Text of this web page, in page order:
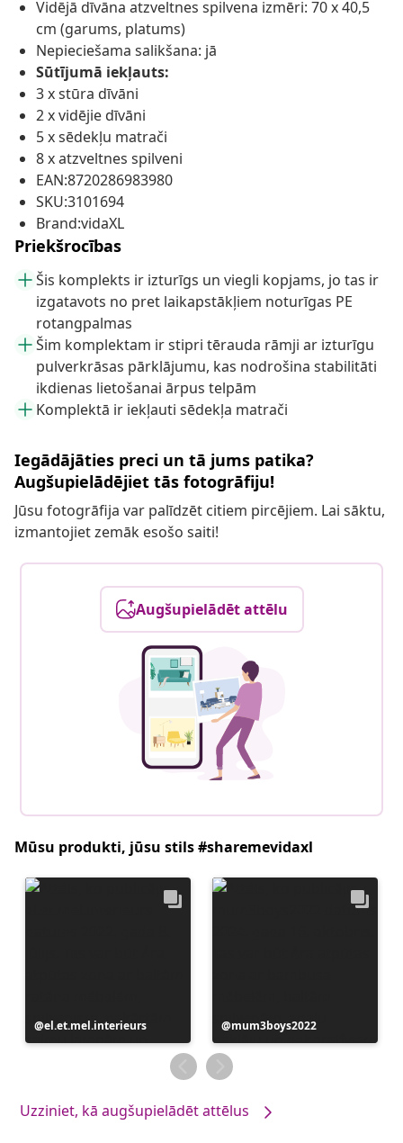
Vidējā dīvāna atzveltnes spilvena izmēri: 70 x 40,5
cm (garums, platums)
Nepieciešama salikšana: jā
Sūtījumā iekļauts:
3 x stūra dīvāni
2 x vidējie dīvāni
5 x sēdekļu matrači
8 x atzveltnes spilveni
EAN:8720286983980
SKU:3101694
Brand:vidaXL
Priekšrocības
Šis komplekts ir izturīgs un viegli kopjams, jo tas ir
izgatavots no pret laikapstākļiem noturīgas PE
rotangpalmas
Šim komplektam ir stipri tērauda rāmji ar izturīgu
pulverkrāsas pārklājumu, kas nodrošina stabilitāti
ikdienas lietošanai ārpus telpām
Komplektā ir iekļauti sēdekļa matrači
Iegādājāties preci un tā jums patika?
Augšupielādējiet tās fotogrāfiju!
Jūsu fotogrāfija var palīdzēt citiem pircējiem. Lai sāktu,
izmantojiet zemāk esošo saiti!
Augšupielādēt attēlu
Mūsu produkti, jūsu stils #sharemevidaxl
Ierakstu
publicējis
el.et.mel.interieurs
Ierakstu
publicējis
mum3boys2022
Uzziniet, kā augšupielādēt attēlus